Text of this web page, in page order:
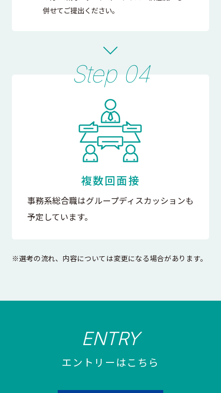
併せてご提出ください。
複数回面接
事務系総合職はグループディスカッションも
予定しています。
※選考の流れ、内容については変更になる場合があります。
ENTRY
エントリーはこちら